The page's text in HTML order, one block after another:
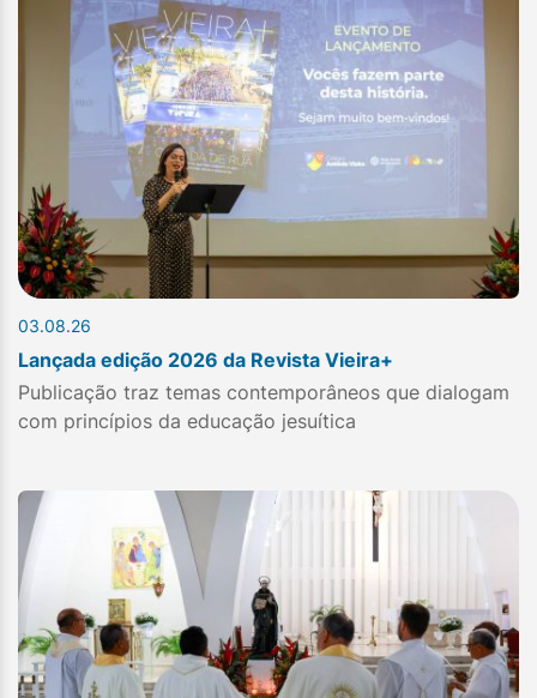
03.08.26
Lançada edição 2026 da Revista Vieira+
Publicação traz temas contemporâneos que dialogam
com princípios da educação jesuítica